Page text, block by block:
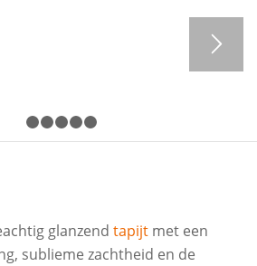
glanzend tapijtmet een
sublieme zachtheid en de